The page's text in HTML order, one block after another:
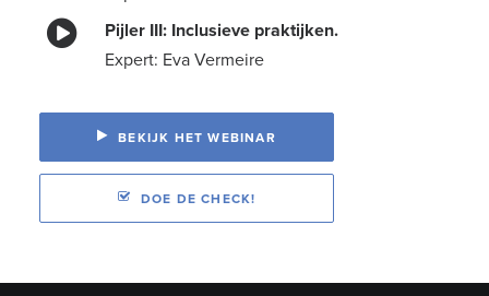
Pijler III: Inclusieve praktijken.
Expert: Eva Vermeire
BEKIJK HET WEBINAR
DOE DE CHECK!